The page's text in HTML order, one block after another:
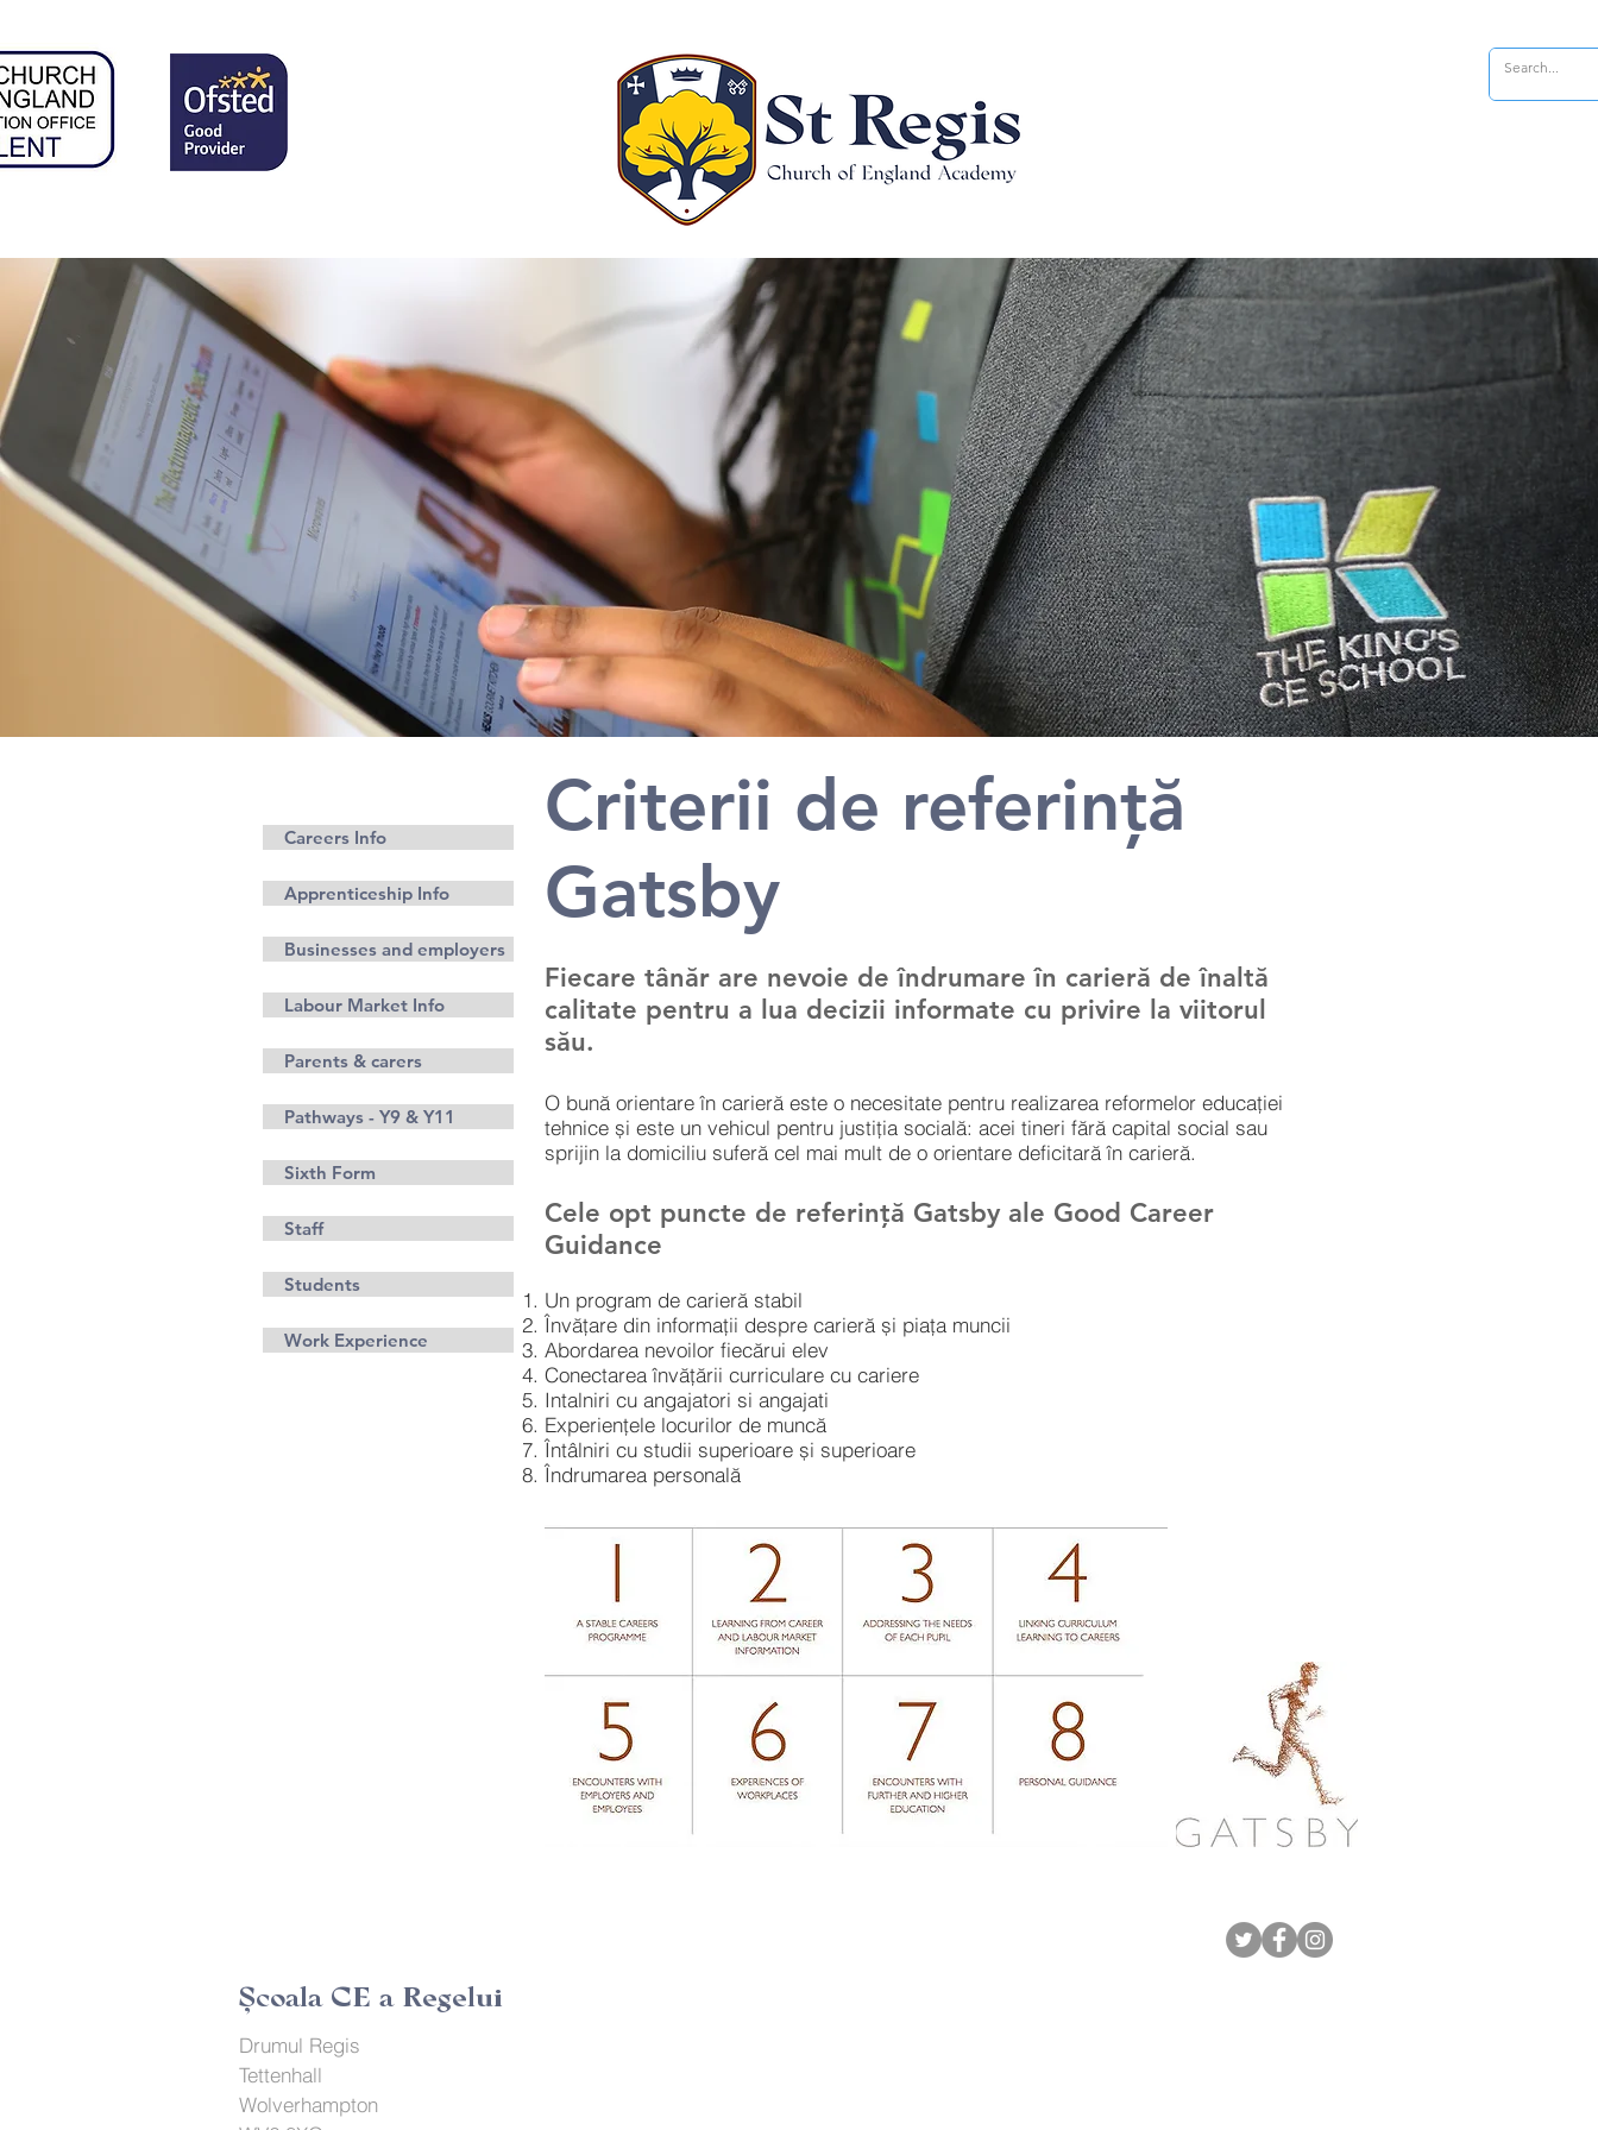
Careers Info
Apprenticeship Info
Businesses and employers
Labour Market Info
Parents & carers
Pathways - Y9 & Y11
Sixth Form
Staff
Students
Work Experience
Criterii de referință
Gatsby
Fiecare tânăr are nevoie de îndrumare în carieră de înaltă
calitate pentru a lua decizii informate cu privire la viitorul
său.
O bună orientare în carieră este o necesitate pentru realizarea reformelor educației
tehnice și este un vehicul pentru justiția socială: acei tineri fără capital social sau
sprijin la domiciliu suferă cel mai mult de o orientare deficitară în carieră.
Cele opt puncte de referință Gatsby ale Good Career
Guidance
Un program de carieră stabil
Învățare din informații despre carieră și piața muncii
Abordarea nevoilor fiecărui elev
Conectarea învățării curriculare cu cariere
Intalniri cu angajatori si angajati
Experiențele locurilor de muncă
Întâlniri cu studii superioare și superioare
Îndrumarea personală
Şcoala CE a Regelui
Drumul Regis
Tettenhall
Wolverhampton